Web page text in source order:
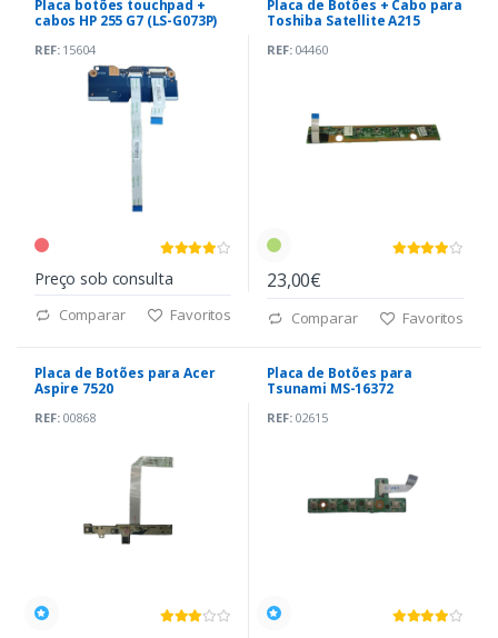
Placa botões touchpad +
cabos HP 255 G7 (LS-G073P)
REF:15604
Preço sob consulta
Comparar Favoritos
Placa de Botões + Cabo para
Toshiba Satellite A215
REF:04460
23,00€
Comparar Favoritos
Placa de Botões para Acer
Aspire 7520
REF:00868
Placa de Botões para
Tsunami MS-16372
REF:02615